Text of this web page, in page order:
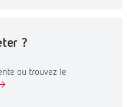
?
ou trouvez le